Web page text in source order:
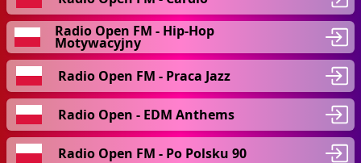
Radio Open FM - Hip-Hop
Motywacyjny
Radio Open FM - Praca Jazz
Radio Open - EDM Anthems
Radio Open FM - Po Polsku 90